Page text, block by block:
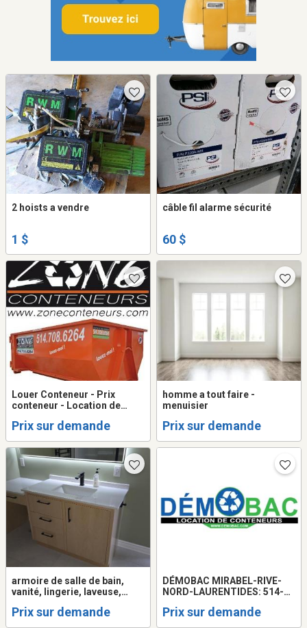
2 hoists a vendre
1 $
câble fil alarme sécurité
60 $
Louer Conteneur - Prix
conteneur - Location de
Prix sur demande
homme a tout faire -
menuisier
Prix sur demande
armoire de salle de bain,
vanité, lingerie, laveuse,
de lavage, meuble, walk in,
Prix sur demande
DÉMOBAC MIRABEL-RIVE-
NORD-LAURENTIDES: 514-
CONTENEURS À DÉCHETS
Prix sur demande